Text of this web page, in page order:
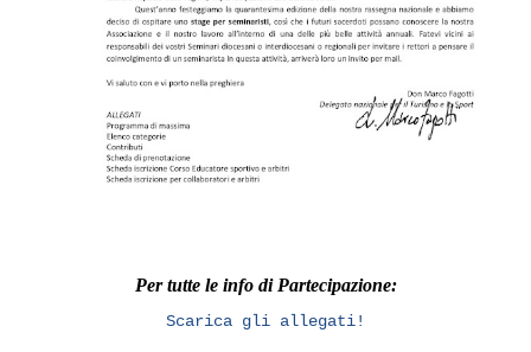
Per tutte le info di Partecipazione:
Scarica gli allegati!